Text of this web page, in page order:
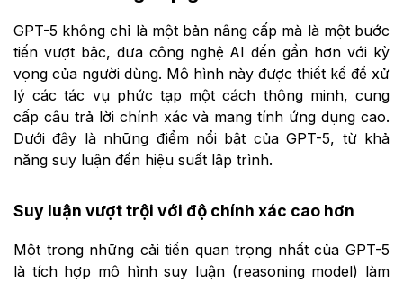
GPT-5 không chỉ là một bản nâng cấp mà là một bước
tiến vượt bậc, đưa công nghệ AI đến gần hơn với kỳ
vọng của người dùng. Mô hình này được thiết kế để xử
lý các tác vụ phức tạp một cách thông minh, cung
cấp câu trả lời chính xác và mang tính ứng dụng cao.
Dưới đây là những điểm nổi bật của GPT-5, từ khả
năng suy luận đến hiệu suất lập trình.
Suy luận vượt trội với độ chính xác cao hơn
Một trong những cải tiến quan trọng nhất của GPT-5
là tích hợp mô hình suy luận (reasoning model) làm